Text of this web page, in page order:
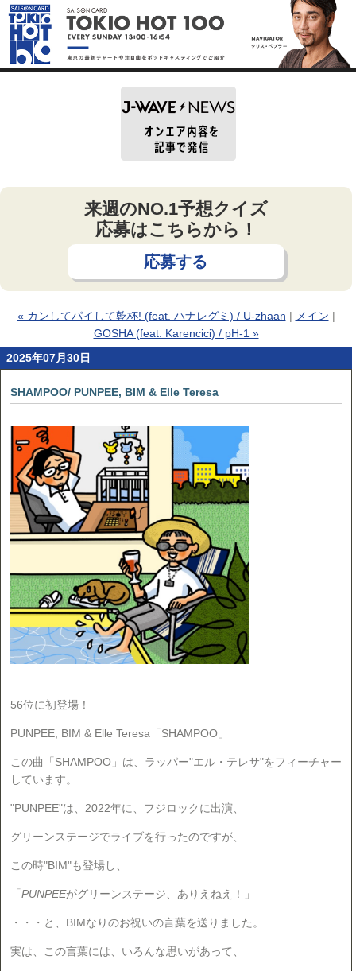
来週のNO.1予想クイズ
応募はこちらから！
応募する
« カンしてパイして乾杯! (feat. ハナレグミ) / U-zhaan | メイン |
GOSHA (feat. Karencici) / pH-1 »
2025年07月30日
SHAMPOO/ PUNPEE, BIM & Elle Teresa
56位に初登場！
PUNPEE, BIM & Elle Teresa「SHAMPOO」
この曲「SHAMPOO」は、ラッパー"エル・テレサ"をフィーチャー
しています。
"PUNPEE"は、2022年に、フジロックに出演、
グリーンステージでライブを行ったのですが、
この時"BIM"も登場し、
「PUNPEEがグリーンステージ、ありえねえ！」
・・・と、BIMなりのお祝いの言葉を送りました。
実は、この言葉には、いろんな思いがあって、